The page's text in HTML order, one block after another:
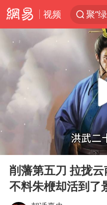
视频
聚“
台
金饰
狄龙
多地
24
龚宝
Play
削藩第五刀 拉拢
不料朱楩却活到了